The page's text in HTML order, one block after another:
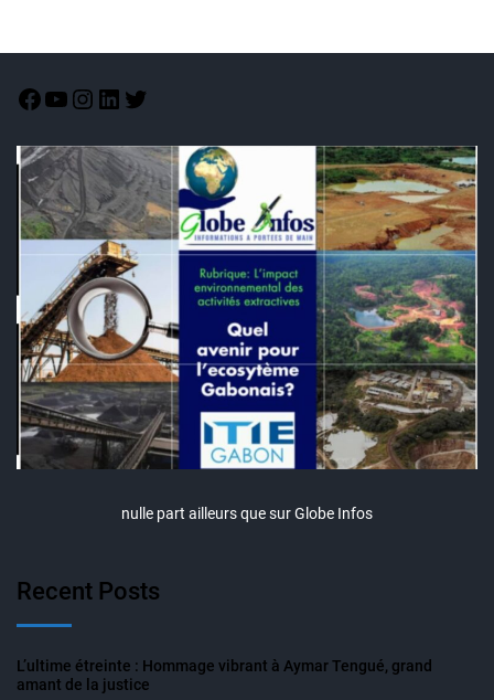
nulle part ailleurs que sur Globe Infos
Recent Posts
L’ultime étreinte : Hommage vibrant à Aymar Tengué, grand
amant de la justice